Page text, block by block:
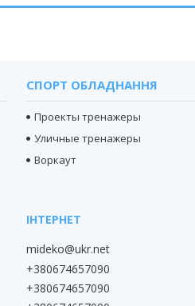
СПОРТ ОБЛАДНАННЯ
Проекты тренажеры
Уличные тренажеры
Воркаут
mideko@ukr.net
+380674657090
+380674657090